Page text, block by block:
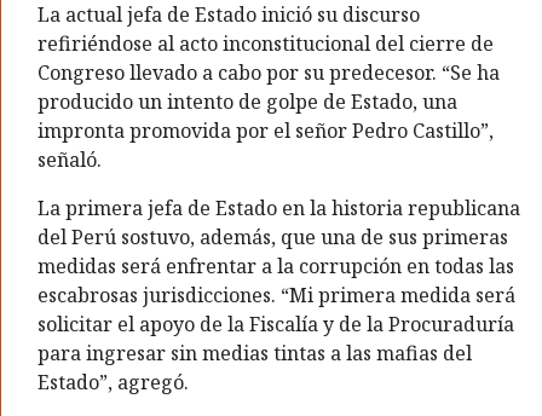
La actual jefa de Estado inició su discurso
refiriéndose al acto inconstitucional del cierre de
Congreso llevado a cabo por su predecesor. “Se ha
producido un intento de golpe de Estado, una
impronta promovida por el señor Pedro Castillo”,
señaló.
La primera jefa de Estado en la historia republicana
del Perú sostuvo, además, que una de sus primeras
medidas será enfrentar a la corrupción en todas las
escabrosas jurisdicciones. “Mi primera medida será
solicitar el apoyo de la Fiscalía y de la Procuraduría
para ingresar sin medias tintas a las mafias del
Estado”, agregó.